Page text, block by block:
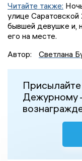
Читайте также:
улице
бывшей девушке и,
его на месте.
Автор:
Светлана
Дежурному